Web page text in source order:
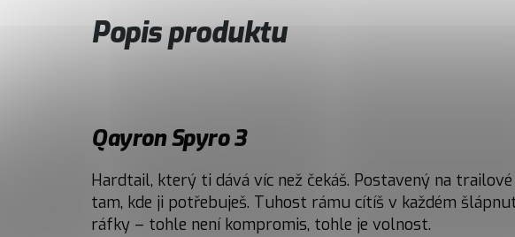
Popis produktu
Qayron Spyro 3
Hardtail, který ti dává víc než čekáš. Postavený na
tam, kde ji potřebuješ. Tuhost rámu cítíš v každém
ráfky – tohle není kompromis, tohle je volnost.